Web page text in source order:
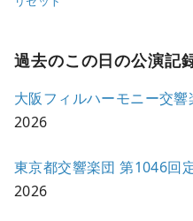
過去のこの日の公演記
大阪フィルハーモニー交
2026
東京都交響楽団 第1046回
2026